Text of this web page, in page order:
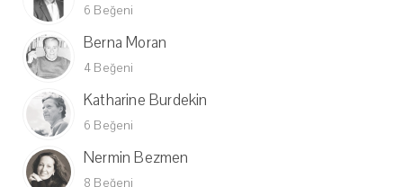
6 Beğeni
Berna Moran
4 Beğeni
Katharine Burdekin
6 Beğeni
Nermin Bezmen
8 Beğeni